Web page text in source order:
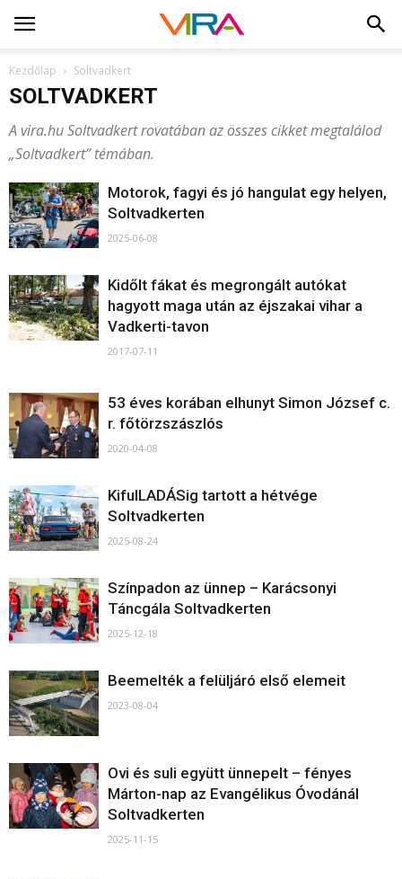
Kezdőlap Soltvadkert
SOLTVADKERT
A vira.hu Soltvadkert rovatában az összes cikket megtalálod
„Soltvadkert” témában.
Motorok, fagyi és jó hangulat egy helyen,
Soltvadkerten
2025-06-08
Kidőlt fákat és megrongált autókat
hagyott maga után az éjszakai vihar a
Vadkerti-tavon
2017-07-11
53 éves korában elhunyt Simon József c.
r. főtörzszászlós
2020-04-08
KifulLADÁSig tartott a hétvége
Soltvadkerten
2025-08-24
Színpadon az ünnep – Karácsonyi
Táncgála Soltvadkerten
2025-12-18
Beemelték a felüljáró első elemeit
2023-08-04
Ovi és suli együtt ünnepelt – fényes
Márton-nap az Evangélikus Óvodánál
Soltvadkerten
2025-11-15